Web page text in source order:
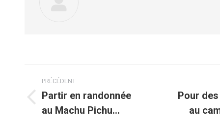
Navigation
article
PRÉCÉDENT
précédent
Partir en randonnée
au Machu Pichu…
suivant
Pour
au